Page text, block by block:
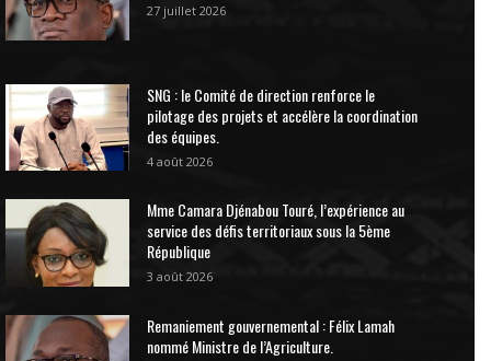
27 juillet 2026
SNG : le Comité de direction renforce le
pilotage des projets et accélère la coordination
des équipes.
4 août 2026
Mme Camara Djénabou Touré, l’expérience au
service des défis territoriaux sous la 5ème
République
3 août 2026
Remaniement gouvernemental : Félix Lamah
nommé Ministre de l’Agriculture.